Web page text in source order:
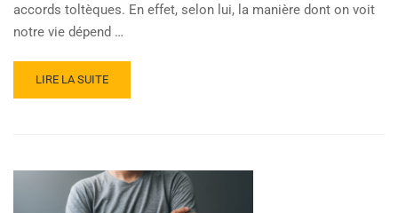
accords toltèques. En effet, selon lui, la manière dont on voit
notre vie dépend …
LIRE LA SUITE